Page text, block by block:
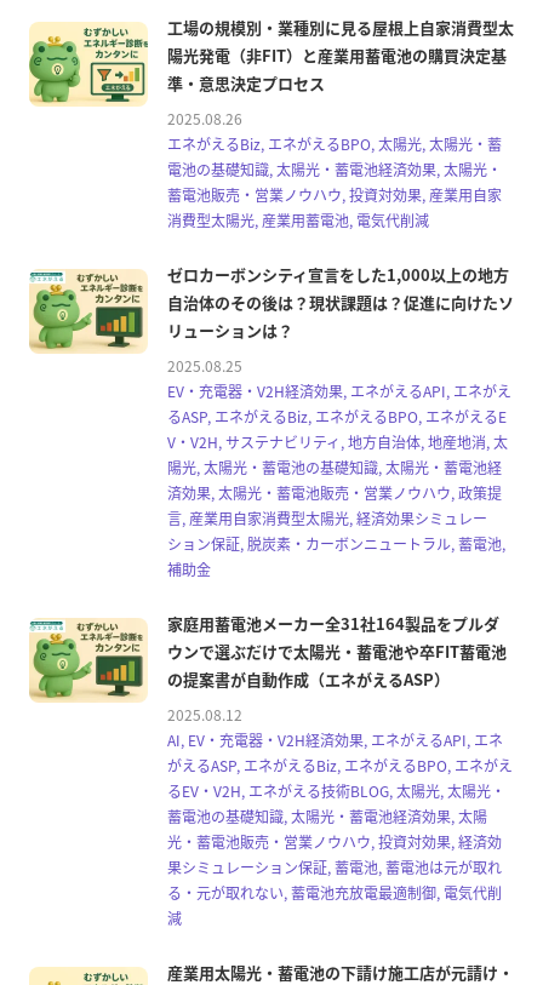
工場の規模別・業種別に見る屋根上自家消費型太
陽光発電（非FIT）と産業用蓄電池の購買決定基
準・意思決定プロセス
2025.08.26
エネがえるBiz, エネがえるBPO, 太陽光, 太陽光・蓄
電池の基礎知識, 太陽光・蓄電池経済効果, 太陽光・
蓄電池販売・営業ノウハウ, 投資対効果, 産業用自家
消費型太陽光, 産業用蓄電池, 電気代削減
ゼロカーボンシティ宣言をした1,000以上の地方
自治体のその後は？現状課題は？促進に向けたソ
リューションは？
2025.08.25
EV・充電器・V2H経済効果, エネがえるAPI, エネがえ
るASP, エネがえるBiz, エネがえるBPO, エネがえるE
V・V2H, サステナビリティ, 地方自治体, 地産地消, 太
陽光, 太陽光・蓄電池の基礎知識, 太陽光・蓄電池経
済効果, 太陽光・蓄電池販売・営業ノウハウ, 政策提
言, 産業用自家消費型太陽光, 経済効果シミュレー
ション保証, 脱炭素・カーボンニュートラル, 蓄電池,
補助金
家庭用蓄電池メーカー全31社164製品をプルダ
ウンで選ぶだけで太陽光・蓄電池や卒FIT蓄電池
の提案書が自動作成（エネがえるASP）
2025.08.12
AI, EV・充電器・V2H経済効果, エネがえるAPI, エネ
がえるASP, エネがえるBiz, エネがえるBPO, エネがえ
るEV・V2H, エネがえる技術BLOG, 太陽光, 太陽光・
蓄電池の基礎知識, 太陽光・蓄電池経済効果, 太陽
光・蓄電池販売・営業ノウハウ, 投資対効果, 経済効
果シミュレーション保証, 蓄電池, 蓄電池は元が取れ
る・元が取れない, 蓄電池充放電最適制御, 電気代削
減
産業用太陽光・蓄電池の下請け施工店が元請け・